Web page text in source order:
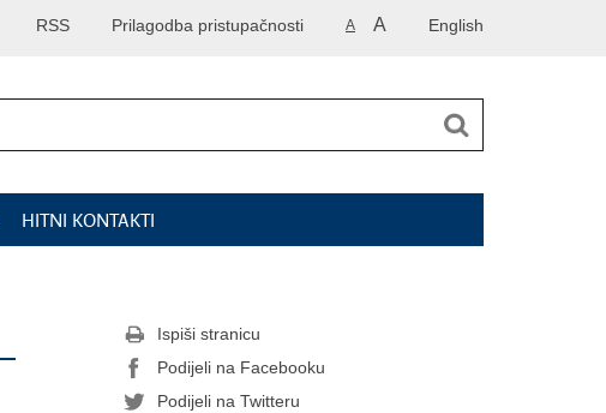
English
A A
Prilagodba pristupačnosti
RSS
HITNI KONTAKTI
Ispiši stranicu
Podijeli na Facebooku
Podijeli na Twitteru